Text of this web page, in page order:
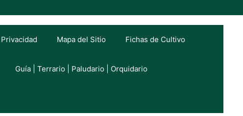
Mapa del Sitio Fichas de Cultivo
Guía | Terrario | Paludario | Orquidario